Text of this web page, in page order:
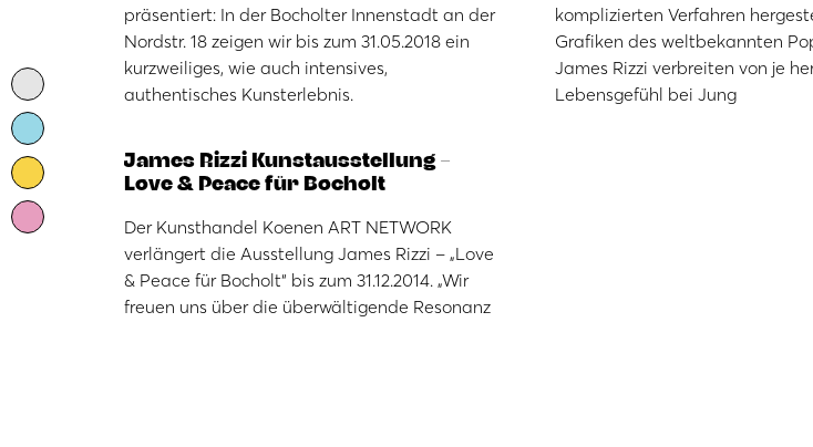
präsentiert: In der Bocholter Innenstadt an der
Nordstr. 18 zeigen wir bis zum 31.05.2018 ein
kurzweiliges, wie auch intensives,
authentisches Kunsterlebnis.
komplizierten Verfahren
Grafiken des weltbekannten
James Rizzi verbreiten von je
Lebensgefühl bei Jung
James Rizzi Kunstausstellung –
Love & Peace für Bocholt
Der Kunsthandel Koenen ART NETWORK
verlängert die Ausstellung James Rizzi – „Love
& Peace für Bocholt“ bis zum 31.12.2014. „Wir
freuen uns über die überwältigende Resonanz